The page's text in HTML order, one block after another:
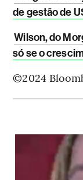
de gestão de
Wilson, do
só se o
©2024